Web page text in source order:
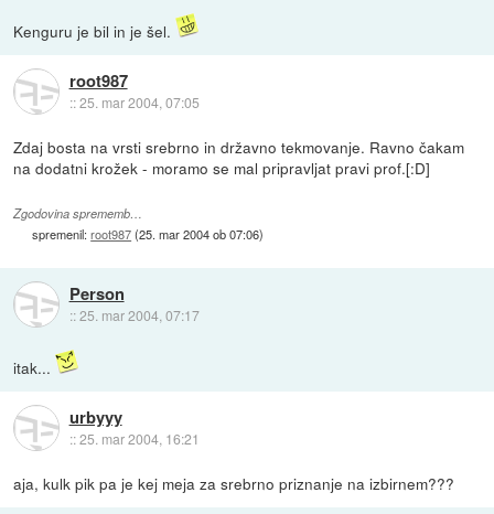
Kenguru je bil in je šel.
root987
::25. mar 2004, 07:05
Zdaj bosta na vrsti srebrno in državno tekmovanje. Ravno čakam
na dodatni krožek - moramo se mal pripravljat pravi prof.[:D]
Zgodovina sprememb…
spremenil:root987(25. mar 2004 ob 07:06)
Person
::25. mar 2004, 07:17
itak...
urbyyy
::25. mar 2004, 16:21
aja, kulk pik pa je kej meja za srebrno priznanje na izbirnem???